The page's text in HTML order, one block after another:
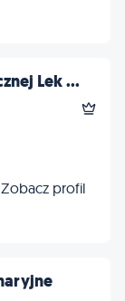
Lek ...
Zobacz profil